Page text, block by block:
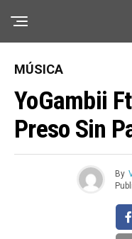
MÚSICA
YoGambii
Preso Sin
By